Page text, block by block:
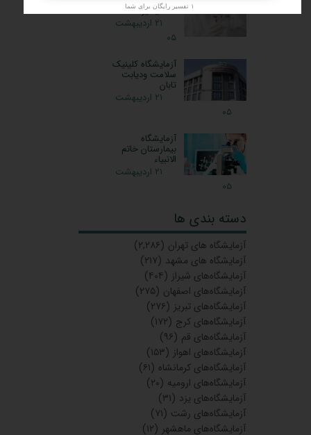
صفائیه یزد
۲۱ اردیبهشت
۰۵
آزمایشگاه کلینیک
سلامت ودیابت
تابان
۲۱ اردیبهشت
۰۵
آزمایشگاه
بیمارستان خاتم
الانبیاء
۲۱ اردیبهشت
۰۵
دسته بندی ها
آزمایشگاه‌ های تهران (۲,۲۸۶)
آزمایشگاه های مشهد (۲۱۷)
آزمایشگاه‌های شیراز (۴۰۴)
آزمایشگاه‌های اصفهان (۲۷۵)
آزمایشگاه‌های تبریز (۲۷۶)
آزمایشگاه‌های کرج (۱۷۲)
آزمایشگاه‌های قم (۹۶)
آزمایشگاه‌های اهواز (۱۵۳)
آزمایشگاه‌های کرمانشاه (۶۱)
آزمایشگاه‌های ارومیه (۲۰)
آزمایشگاه‌های یزد (۳۱)
آزمایشگاه‌های رشت (۷۱)
آزمایشگاه‌های ماهشهر (۱۲)
۱ تفسیر رایگان برای شما